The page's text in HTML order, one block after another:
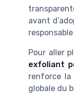
avant
Pour aller
exfoliant
renforce la
globale du